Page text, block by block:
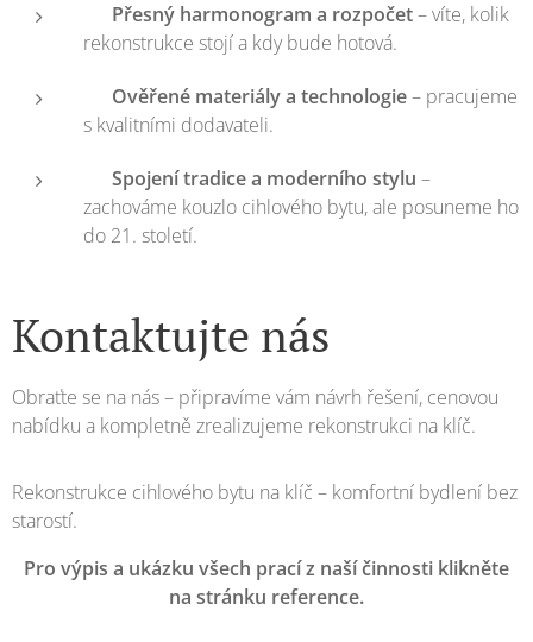
Přesný harmonogram a rozpočet– víte, kolik
rekonstrukce stojí a kdy bude hotová.
Ověřené materiály a technologie– pracujeme
s kvalitními dodavateli.
Spojení tradice a moderního stylu –
zachováme kouzlo cihlového bytu, ale posuneme ho
do 21. století.
Kontaktujte nás
Obraťte se na nás – připravíme vám návrh řešení, cenovou
nabídku a kompletně zrealizujeme rekonstrukci na klíč.
Rekonstrukce cihlového bytu na klíč – komfortní bydlení bez
starostí.
Pro výpis a ukázku všech prací z naší činnosti klikněte
na stránku reference.